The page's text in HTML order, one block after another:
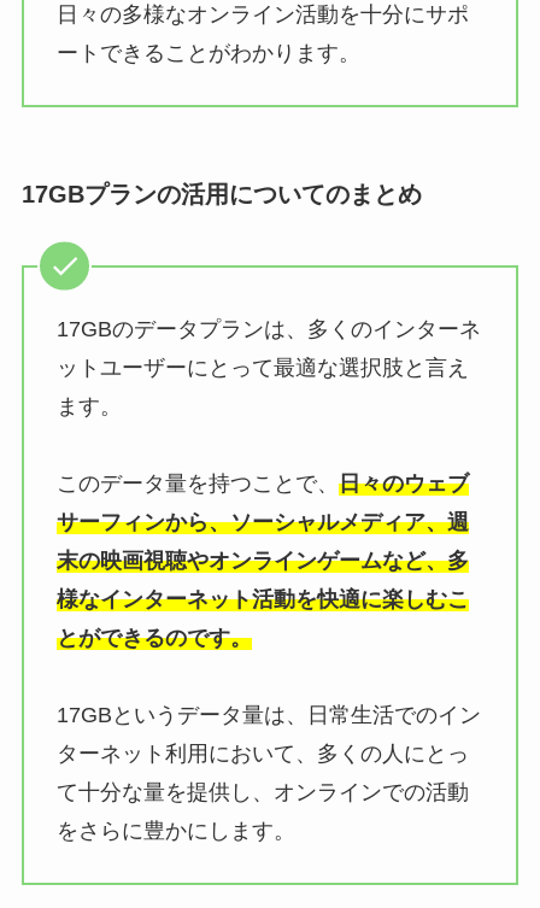
日々の多様なオンライン活動を十分にサポ
ートできることがわかります。
17GBプランの活用についてのまとめ
17GBのデータプランは、多くのインターネ
ットユーザーにとって最適な選択肢と言え
ます。
このデータ量を持つことで、 日々のウェブ
サーフィンから、ソーシャルメディア、週
末の映画視聴やオンラインゲームなど、多
様なインターネット活動を快適に楽しむこ
とができるのです。
17GBというデータ量は、日常生活でのイン
ターネット利用において、多くの人にとっ
て十分な量を提供し、オンラインでの活動
をさらに豊かにします。